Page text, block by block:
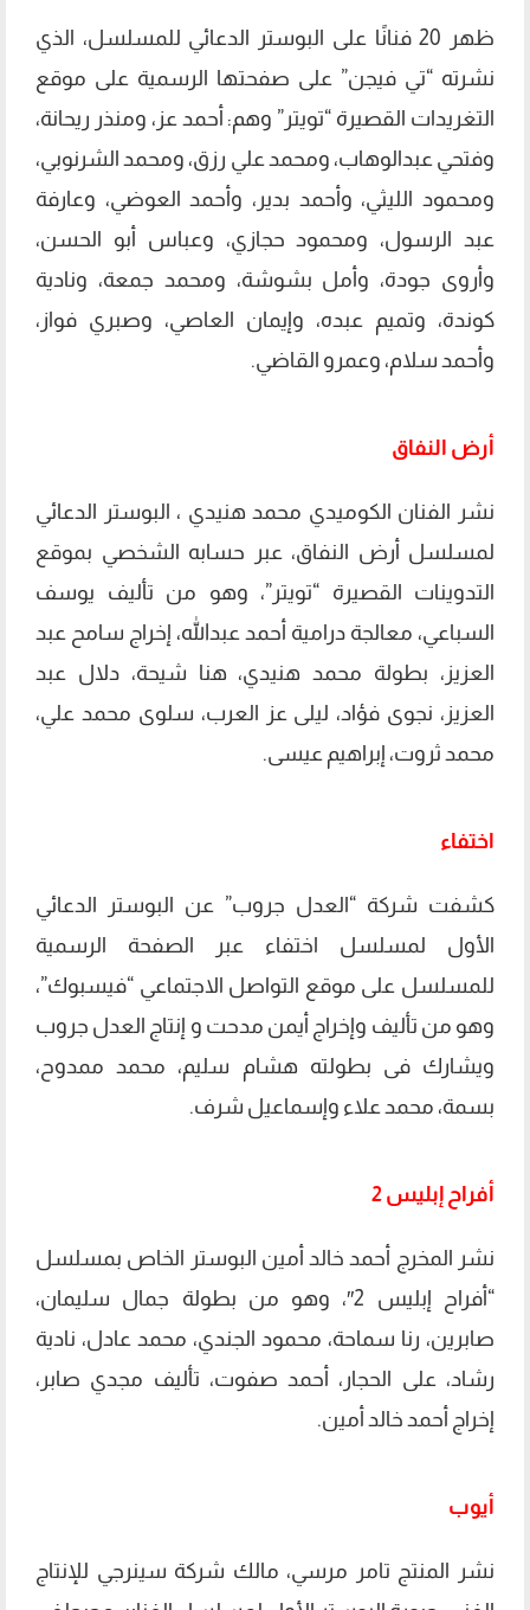
ظهر 20 فنانًا على البوستر الدعائي للمسلسل، الذي
نشرته “تي فيجن” على صفحتها الرسمية على موقع
التغريدات القصيرة “تويتر” وهم: أحمد عز، ومنذر ريحانة،
وفتحي عبدالوهاب، ومحمد علي رزق، ومحمد الشرنوبي،
ومحمود الليثي، وأحمد بدير، وأحمد العوضي، وعارفة
عبد الرسول، ومحمود حجازي، وعباس أبو الحسن،
وأروى جودة، وأمل بشوشة، ومحمد جمعة، ونادية
كوندة، وتميم عبده، وإيمان العاصي، وصبري فواز،
وأحمد سلام، وعمرو القاضي.
أرض النفاق
نشر الفنان الكوميدي محمد هنيدي ، البوستر الدعائي
لمسلسل أرض النفاق، عبر حسابه الشخصي بموقع
التدوينات القصيرة “تويتر”، وهو من تأليف يوسف
السباعي، معالجة درامية أحمد عبدالله، إخراج سامح عبد
العزيز، بطولة محمد هنيدي، هنا شيحة، دلال عبد
العزيز، نجوى فؤاد، ليلى عز العرب، سلوى محمد علي،
محمد ثروت، إبراهيم عيسى.
اختفاء
كشفت شركة “العدل جروب” عن البوستر الدعائي
الأول لمسلسل اختفاء عبر الصفحة الرسمية
للمسلسل على موقع التواصل الاجتماعي “فيسبوك”،
وهو من تأليف وإخراج أيمن مدحت و إنتاج العدل جروب
ويشارك فى بطولته هشام سليم، محمد ممدوح،
بسمة، محمد علاء وإسماعيل شرف.
أفراح إبليس 2
نشر المخرج أحمد خالد أمين البوستر الخاص بمسلسل
“أفراح إبليس 2″، وهو من بطولة جمال سليمان،
صابرين، رنا سماحة، محمود الجندي، محمد عادل، نادية
رشاد، على الحجار، أحمد صفوت، تأليف مجدي صابر،
إخراج أحمد خالد أمين.
أيوب
نشر المنتج تامر مرسي، مالك شركة سينرجي للإنتاج